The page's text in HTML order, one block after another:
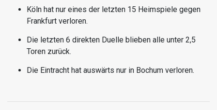
Köln hat nur eines der letzten 15 Heimspiele gegen
Frankfurt verloren.
Die letzten 6 direkten Duelle blieben alle unter 2,5
Toren zurück.
Die Eintracht hat auswärts nur in Bochum verloren.